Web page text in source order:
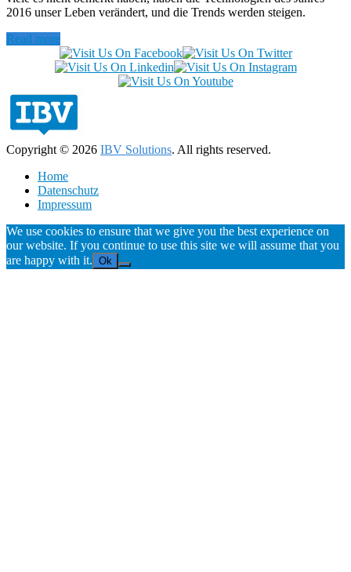
2016 unser Leben verändert, und die Trends werden steigen.
Read more
Copyright © 2026 IBV Solutions. All rights reserved.
Home
Datenschutz
Impressum
We use cookies to ensure that we give you the best experience on
our website. If you continue to use this site we will assume that you
are happy with it. Ok